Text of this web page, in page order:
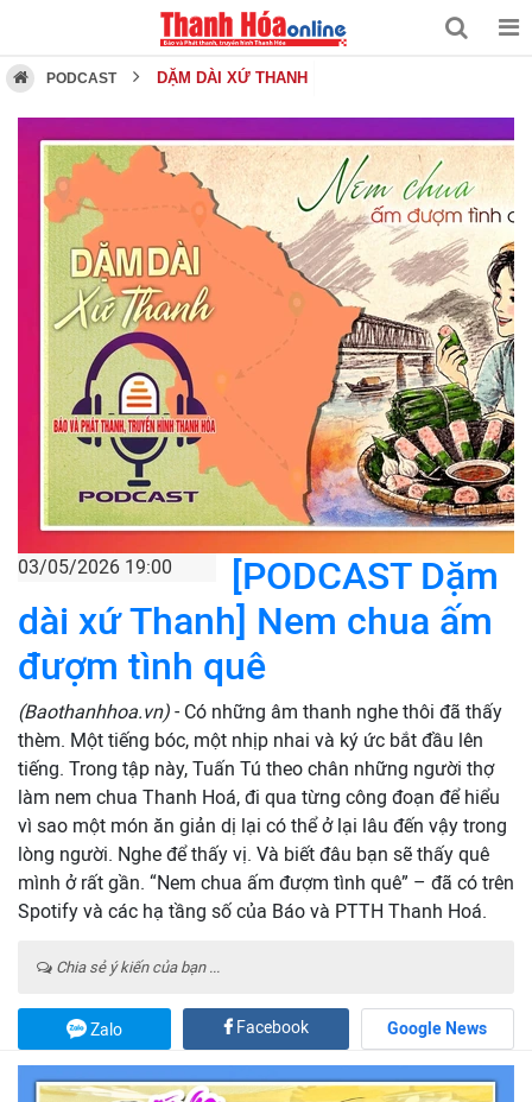
PODCAST DẶM DÀI XỨ THANH
03/05/2026 19:00
[PODCAST Dặm
dài xứ Thanh] Nem chua ấm
đượm tình quê
(Baothanhhoa.vn) - Có những âm thanh nghe thôi đã thấy
thèm. Một tiếng bóc, một nhịp nhai và ký ức bắt đầu lên
tiếng. Trong tập này, Tuấn Tú theo chân những người thợ
làm nem chua Thanh Hoá, đi qua từng công đoạn để hiểu
vì sao một món ăn giản dị lại có thể ở lại lâu đến vậy trong
lòng người. Nghe để thấy vị. Và biết đâu bạn sẽ thấy quê
mình ở rất gần. “Nem chua ấm đượm tình quê” – đã có trên
Spotify và các hạ tầng số của Báo và PTTH Thanh Hoá.
Chia sẻ ý kiến của bạn ...
Zalo Facebook Google News